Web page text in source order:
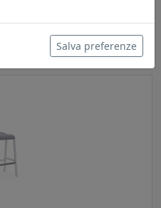
534,00 €
Salva preferenze